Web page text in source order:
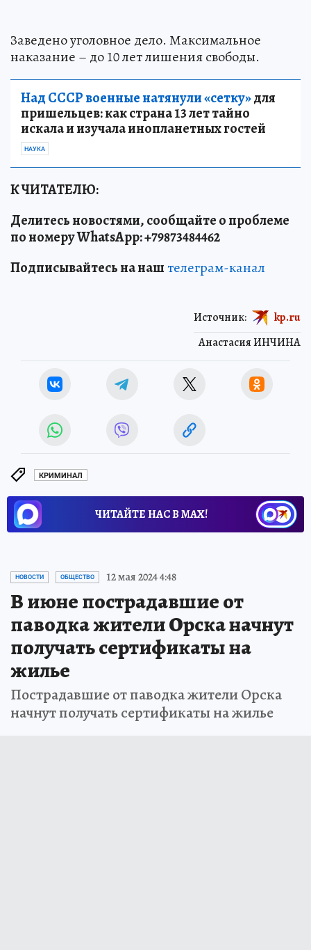
Заведено уголовное дело. Максимальное
наказание – до 10 лет лишения свободы.
Над СССР военные натянули «сетку»для
пришельцев: как страна 13 лет тайно
искала и изучала инопланетных гостей
НАУКА
К ЧИТАТЕЛЮ:
Делитесь новостями, сообщайте о проблеме
по номеру WhatsApp: +79873484462
Подписывайтесь на наштелеграм-канал
Анастасия ИНЧИНА
Источник: kp.ru
КРИМИНАЛ
ЧИТАЙТЕ НАС В МАХ!
НОВОСТИ ОБЩЕСТВО 12 мая 2024 4:48
В июне пострадавшие от
паводка жители Орска начнут
получать сертификаты на
жилье
Пострадавшие от паводка жители Орска
начнут получать сертификаты на жилье